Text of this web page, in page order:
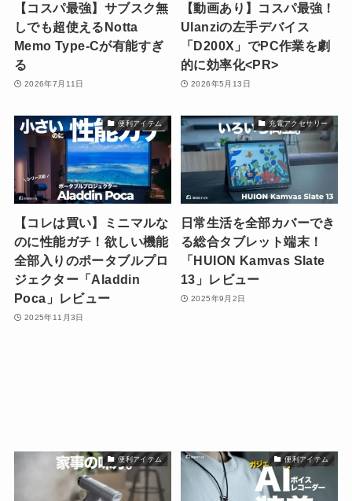
【コスパ最強】サブスク無
しでも超使えるNotta
Memo Type-Cが有能すぎ
る
2026年7月11日
【動画あり】コスパ最強！
Ulanziの左手デバイス
「D200X」でPC作業を劇
的に効率化<PR>
2026年5月13日
便利アイテム
【コレは買い】ミニマルな
のに性能ガチ！欲しい機能
全部入りのポータブルプロ
ジェクター「Aladdin
Poca」レビュー
2025年11月3日
充電アクセサリー
日常生活を全部カバーでき
る総合タブレット端末！
「HUION Kamvas Slate
13」レビュー
2025年9月2日
便利アイテム 便利アイテム